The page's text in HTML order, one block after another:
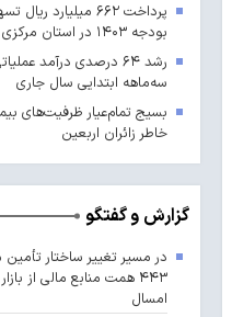
بودجه ۱۴۰۳ در استان مرکزی
رشد ۶۴ درصدی درآمد
سه‌ماهه ابتدایی سال جاری
بسیج تمام‌عیار ظرفیت‌های
خاطر زائران اربعین
گزارش و گفتگو
در مسیر تغییر ساختار
۴۴۳ همت منابع مالی از
امسال